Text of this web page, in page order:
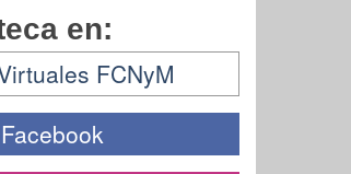
en:
FCNyM
Facebook